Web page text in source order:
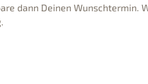
dann Deinen Wunschtermin.